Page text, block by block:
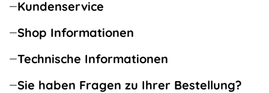
Kundenservice
Shop Informationen
Technische Informationen
Sie haben Fragen zu Ihrer Bestellung?